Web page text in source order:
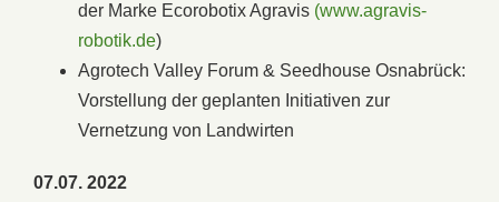
der Marke Ecorobotix Agravis (www.agravis-
robotik.de)
Agrotech Valley Forum & Seedhouse Osnabrück:
Vorstellung der geplanten Initiativen zur
Vernetzung von Landwirten
07.07. 2022